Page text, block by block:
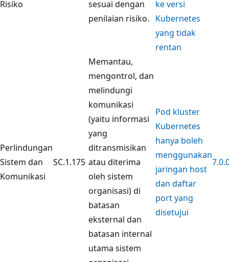
Risiko
sesuai dengan
penilaian risiko.
ke versi
Kubernetes
yang tidak
rentan
Perlindungan
Sistem dan
Komunikasi
SC.1.175
Memantau,
mengontrol, dan
melindungi
komunikasi
(yaitu informasi
yang
ditransmisikan
atau diterima
oleh sistem
organisasi) di
batasan
eksternal dan
batasan internal
utama sistem
Pod kluster
Kubernetes
hanya boleh
menggunakan
jaringan host
dan daftar
port yang
disetujui